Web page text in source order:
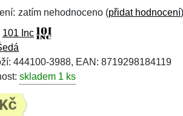
zatím nehodnoceno (přidat hodnocení)
101 Inc
444100-3988, EAN: 8719298184119
skladem 1 ks